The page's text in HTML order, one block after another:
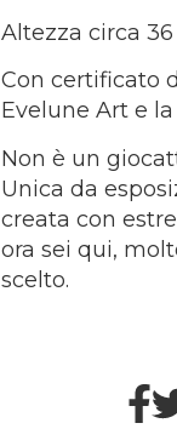
Altezza circa 36
Con certificato
Evelune Art e
Non è un
Unica da
creata con
ora sei qui,
scelto.